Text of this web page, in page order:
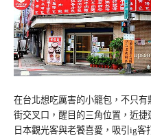
在台北想吃厲害的小籠包，不只
街交叉口，醒目的三角位置，近
日本觀光客與老饕喜愛，吸引ig